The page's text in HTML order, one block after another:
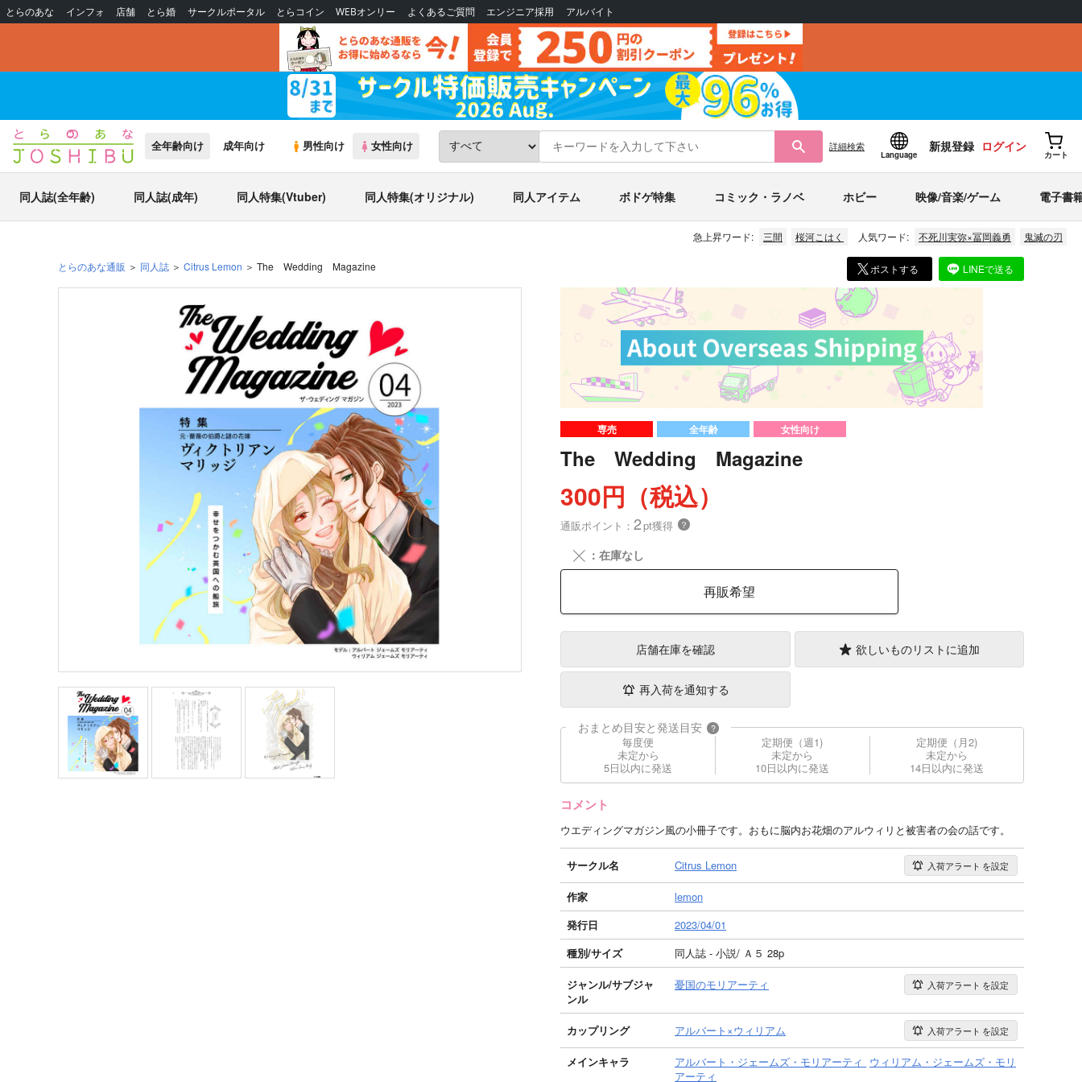
とらのあな インフォ 店舗 とら婚 サークルポータル とらコイン WEBオンリー よくあるご質問 エンジニア採用 アルバイト
全年齢向け 成年向け 男性向け 女性向け 詳細検索
Language
新規登録 ログイン
カート
同人誌(全年齢) 同人誌(成年) 同人特集(Vtuber) 同人特集(オリジナル) 同人アイテム ボドゲ特集 コミック・ラノベ ホビー 映像/音楽/ゲーム 電子書
急上昇ワード: 三間 桜河こはく 人気ワード: 不死川実弥×冨岡義勇 鬼滅の刃
とらのあな通販 同人誌 Citrus Lemon The Wedding Magazine ポストする LINEで送る
専売 全年齢 女性向け
The Wedding Magazine
300円（税込）
通販ポイント： 2pt獲得 ？
╳ ：在庫なし
再販希望
店舗在庫を確認 欲しいものリストに追加
再入荷を通知する
おまとめ目安と発送目安 ?
毎度便
未定から
5日以内に発送
定期便（週1)
未定から
10日以内に発送
定期便（月2)
未定から
14日以内に発送
コメント
ウエディングマガジン風の小冊子です。おもに脳内お花畑のアルウィリと被害者の会の話です。
サークル名 Citrus Lemon 入荷アラート を設定
作家
lemon
発行日
2023/04/01
種別/サイズ
同人誌 - 小説/ Ａ５ 28p
ジャンル/サブジャ
ンル
憂国のモリアーティ 入荷アラート を設定
カップリング アルバート×ウィリアム 入荷アラート を設定
メインキャラ アルバート・ジェームズ・モリアーティ ウィリアム・ジェームズ・モリ
アーティ